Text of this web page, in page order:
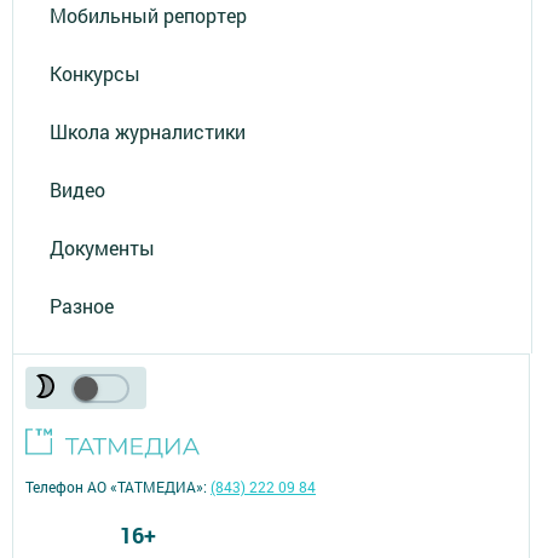
Мобильный репортер
Конкурсы
Школа журналистики
Видео
Документы
Разное
Телефон АО «ТАТМЕДИА»:(843) 222 09 84
16+